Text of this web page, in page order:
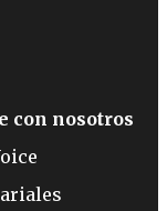
con nosotros